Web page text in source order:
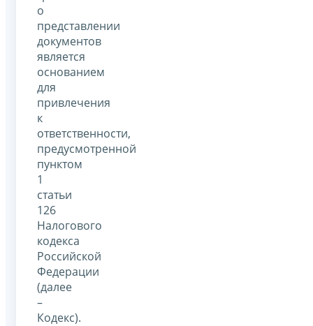
о
представлении
документов
является
основанием
для
привлечения
к
ответственности,
предусмотренной
пунктом
1
статьи
126
Налогового
кодекса
Российской
Федерации
(далее
–
Кодекс).